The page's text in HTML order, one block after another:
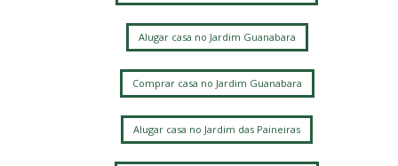
Alugar casa no Jardim Guanabara
Comprar casa no Jardim Guanabara
Alugar casa no Jardim das Paineiras